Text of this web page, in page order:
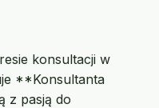
konsultacji w
**Konsultanta
z pasją do